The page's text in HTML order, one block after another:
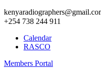
+254 738 244 911
Calendar
RASCO
Members Portal